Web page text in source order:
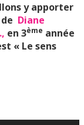
y apporter
Diane
en 3ème année
« Le sens